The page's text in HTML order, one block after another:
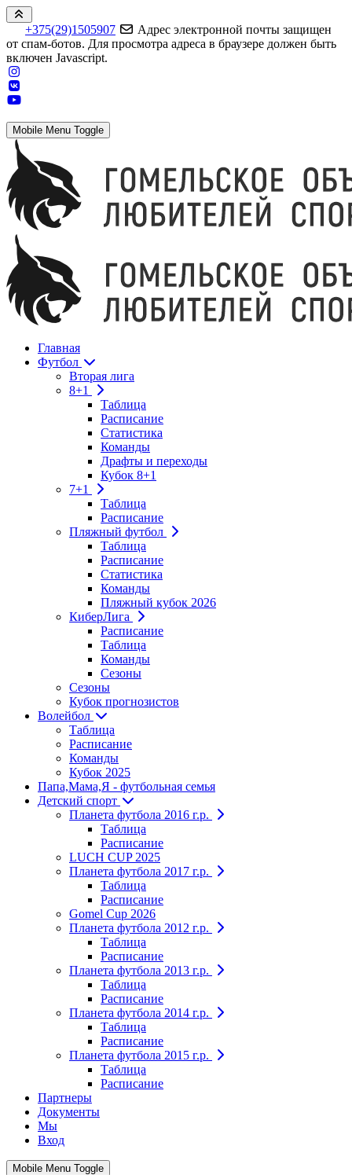
+375(29)1505907
Адрес электронной почты защищен
от спам-ботов. Для просмотра адреса в браузере должен быть
включен Javascript.
Mobile Menu Toggle
Главная
Футбол
Вторая лига
8+1
Таблица
Расписание
Статистика
Команды
Драфты и переходы
Кубок 8+1
7+1
Таблица
Расписание
Пляжный футбол
Таблица
Расписание
Статистика
Команды
Пляжный кубок 2026
КиберЛига
Расписание
Таблица
Команды
Сезоны
Сезоны
Кубок прогнозистов
Волейбол
Таблица
Расписание
Команды
Кубок 2025
Папа,Мама,Я - футбольная семья
Детский спорт
Планета футбола 2016 г.р.
Таблица
Расписание
LUCH CUP 2025
Планета футбола 2017 г.р.
Таблица
Расписание
Gomel Cup 2026
Планета футбола 2012 г.р.
Таблица
Расписание
Планета футбола 2013 г.р.
Таблица
Расписание
Планета футбола 2014 г.р.
Таблица
Расписание
Планета футбола 2015 г.р.
Таблица
Расписание
Партнеры
Документы
Мы
Вход
Mobile Menu Toggle